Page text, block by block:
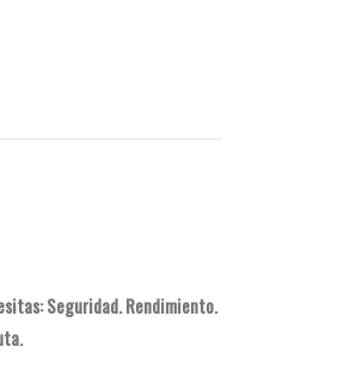
Seguridad. Rendimiento.